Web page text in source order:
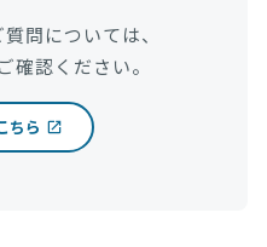
問については、
確認ください。
ちら